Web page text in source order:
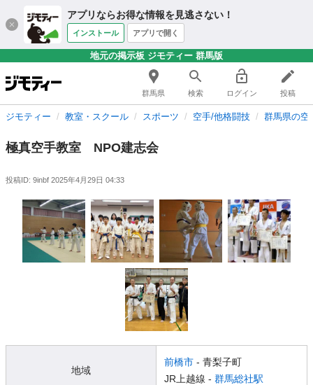
アプリならお得な情報を見逃さない！
インストール アプリで開く
地元の掲示板 ジモティー 群馬版
群馬県 検索 ログイン 投稿
ジモティー 教室・スクール スポーツ 空手/他格闘技 群馬県の空
極真空手教室 NPO建志会
投稿ID: 9inbf 2025年4月29日 04:33
地域
前橋市 - 青梨子町
JR上越線 - 群馬総社駅